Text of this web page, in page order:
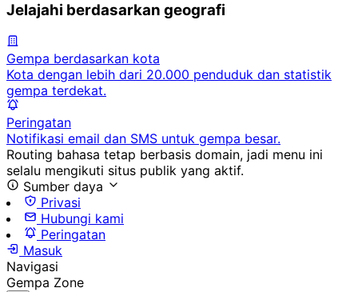
Jelajahi berdasarkan geografi
Gempa berdasarkan kota
Kota dengan lebih dari 20.000 penduduk dan statistik
gempa terdekat.
Peringatan
Notifikasi email dan SMS untuk gempa besar.
Routing bahasa tetap berbasis domain, jadi menu ini
selalu mengikuti situs publik yang aktif.
Sumber daya
Privasi
Hubungi kami
Peringatan
Masuk
Navigasi
Gempa Zone